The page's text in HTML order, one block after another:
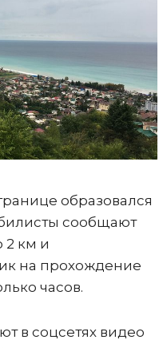
образовался
сообщают
2 км и
на прохождение
часов.
в соцсетях видео